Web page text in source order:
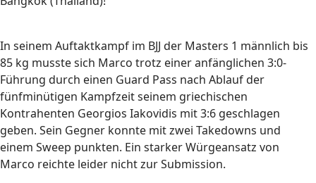
In seinem Auftaktkampf im BJJ der Masters 1 männlich bis
85 kg musste sich Marco trotz einer anfänglichen 3:0-
Führung durch einen Guard Pass nach Ablauf der
fünfminütigen Kampfzeit seinem griechischen
Kontrahenten Georgios Iakovidis mit 3:6 geschlagen
geben. Sein Gegner konnte mit zwei Takedowns und
einem Sweep punkten. Ein starker Würgeansatz von
Marco reichte leider nicht zur Submission.